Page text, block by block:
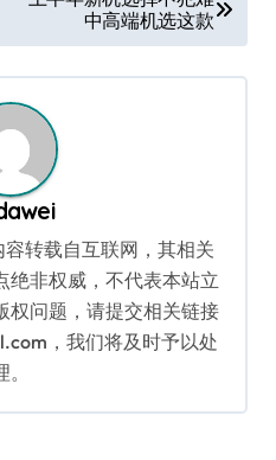
中高端机选这款
容转载自互联网，其相关
绝非权威，不代表本站立
权问题，请提交相关链接
，我们将及时予以处
。